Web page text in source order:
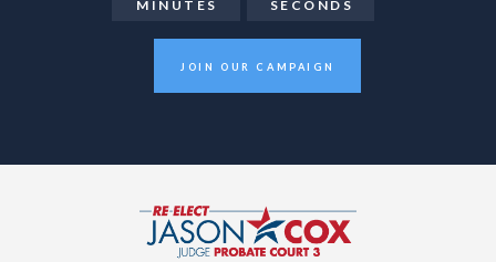
MINUTES SECONDS
JOIN OUR CAMPAIGN